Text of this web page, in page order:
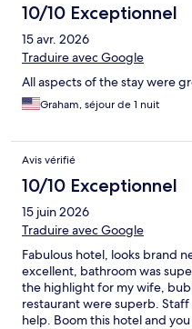
10/10 Exceptionnel
15 avr. 2026
Traduire avec Google
All aspects of the stay were
Graham, séjour de 1 nuit
Avis vérifié
10/10 Exceptionnel
15 juin 2026
Traduire avec Google
Fabulous hotel, looks brand
excellent, bathroom was
the highlight for my wife,
restaurant were superb.
help. Boom this hotel and